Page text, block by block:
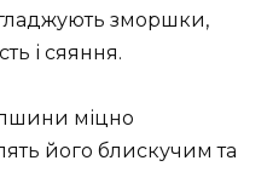
зморшки,
і сяяння.
міцно
його блискучим та